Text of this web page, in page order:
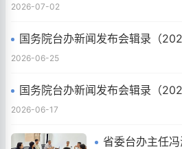
2026-07-02
国务院台办新闻发布会辑录（
2026-06-25
国务院台办新闻发布会辑录（
2026-06-17
省委台办主任